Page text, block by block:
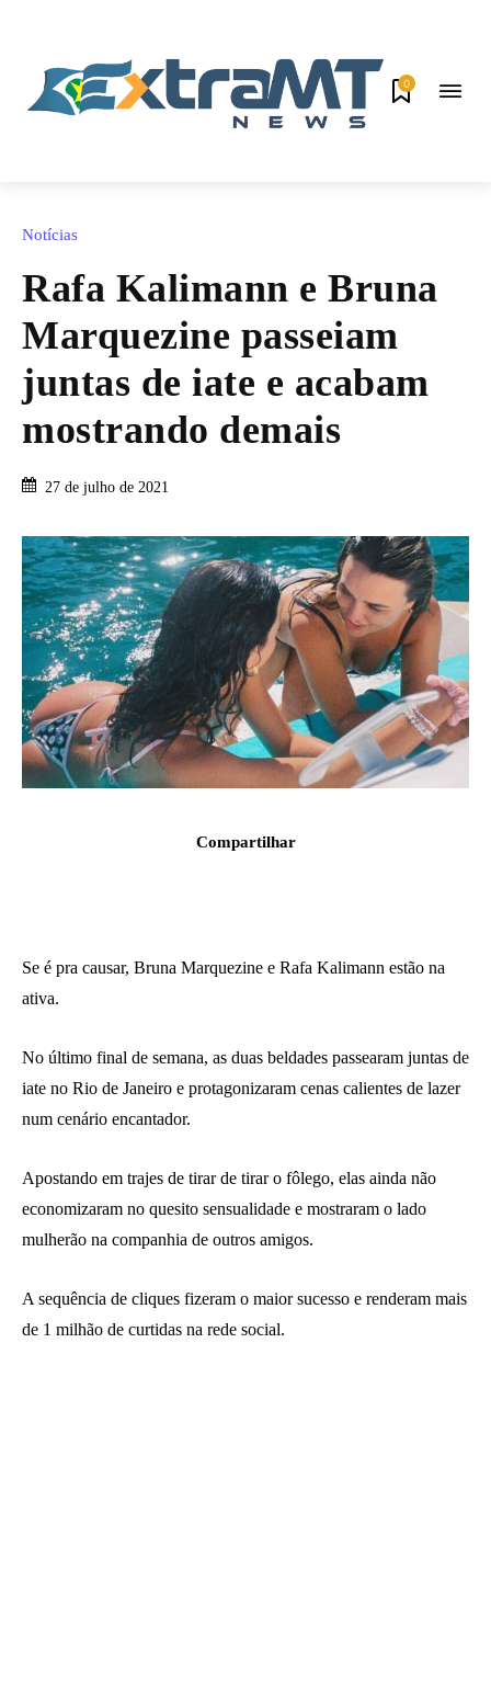
0
Notícias
Rafa Kalimann e Bruna
Marquezine passeiam
juntas de iate e acabam
mostrando demais
27 de julho de 2021
Compartilhar
Se é pra causar, Bruna Marquezine e Rafa Kalimann estão na
ativa.
No último final de semana, as duas beldades passearam juntas de
iate no Rio de Janeiro e protagonizaram cenas calientes de lazer
num cenário encantador.
Apostando em trajes de tirar de tirar o fôlego, elas ainda não
economizaram no quesito sensualidade e mostraram o lado
mulherão na companhia de outros amigos.
A sequência de cliques fizeram o maior sucesso e renderam mais
de 1 milhão de curtidas na rede social.